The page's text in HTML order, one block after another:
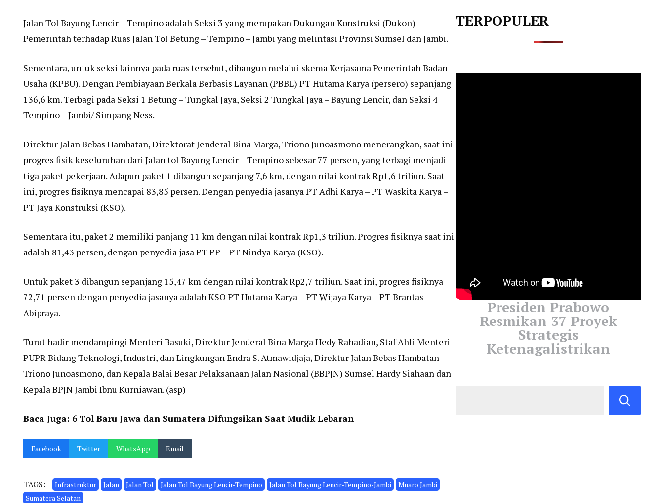
Jalan Tol Bayung Lencir – Tempino adalah Seksi 3 yang merupakan Dukungan Konstruksi (Dukon)
Pemerintah terhadap Ruas Jalan Tol Betung – Tempino – Jambi yang melintasi Provinsi Sumsel dan Jambi.
Sementara, untuk seksi lainnya pada ruas tersebut, dibangun melalui skema Kerjasama Pemerintah Badan
Usaha (KPBU). Dengan Pembiayaan Berkala Berbasis Layanan (PBBL) PT Hutama Karya (persero) sepanjang
136,6 km. Terbagi pada Seksi 1 Betung – Tungkal Jaya, Seksi 2 Tungkal Jaya – Bayung Lencir, dan Seksi 4
Tempino – Jambi/ Simpang Ness.
Direktur Jalan Bebas Hambatan, Direktorat Jenderal Bina Marga, Triono Junoasmono menerangkan, saat ini
progres fisik keseluruhan dari Jalan tol Bayung Lencir – Tempino sebesar 77 persen, yang terbagi menjadi
tiga paket pekerjaan. Adapun paket 1 dibangun sepanjang 7,6 km, dengan nilai kontrak Rp1,6 triliun. Saat
ini, progres fisiknya mencapai 83,85 persen. Dengan penyedia jasanya PT Adhi Karya – PT Waskita Karya –
PT Jaya Konstruksi (KSO).
Sementara itu, paket 2 memiliki panjang 11 km dengan nilai kontrak Rp1,3 triliun. Progres fisiknya saat ini
adalah 81,43 persen, dengan penyedia jasa PT PP – PT Nindya Karya (KSO).
Untuk paket 3 dibangun sepanjang 15,47 km dengan nilai kontrak Rp2,7 triliun. Saat ini, progres fisiknya
72,71 persen dengan penyedia jasanya adalah KSO PT Hutama Karya – PT Wijaya Karya – PT Brantas
Abipraya.
Turut hadir mendampingi Menteri Basuki, Direktur Jenderal Bina Marga Hedy Rahadian, Staf Ahli Menteri
PUPR Bidang Teknologi, Industri, dan Lingkungan Endra S. Atmawidjaja, Direktur Jalan Bebas Hambatan
Triono Junoasmono, dan Kepala Balai Besar Pelaksanaan Jalan Nasional (BBPJN) Sumsel Hardy Siahaan dan
Kepala BPJN Jambi Ibnu Kurniawan. (asp)
Baca Juga: 6 Tol Baru Jawa dan Sumatera Difungsikan Saat Mudik Lebaran
Facebook Twitter WhatsApp Email
TAGS: Infrastruktur Jalan Jalan Tol Jalan Tol Bayung Lencir-Tempino Jalan Tol Bayung Lencir-Tempino-Jambi
Muaro Jambi
Sumatera Selatan
TERPOPULER
Presiden Prabowo
Resmikan 37 Proyek
Strategis
Ketenagalistrikan